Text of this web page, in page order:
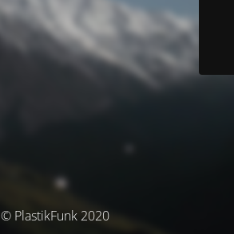
© PlastikFunk 2020